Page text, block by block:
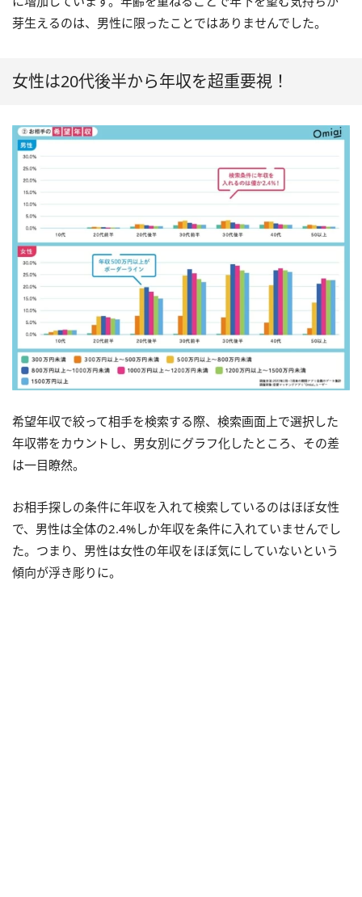
芽生えるのは、男性に限ったことではありませんでした。
女性は20代後半から年収を超重要視！
希望年収で絞って相手を検索する際、検索画面上で選択した
年収帯をカウントし、男女別にグラフ化したところ、その差
は一目瞭然。
お相手探しの条件に年収を入れて検索しているのはほぼ女性
で、男性は全体の2.4%しか年収を条件に入れていませんでし
た。つまり、男性は女性の年収をほぼ気にしていないという
傾向が浮き彫りに。